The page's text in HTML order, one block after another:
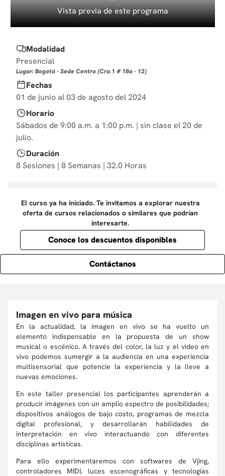
10. diseño Vista previa de este programa
Modalidad
Presencial
Lugar: Bogotá - Sede Centro (Cra.1 # 18a - 12)
Fechas
01 de junio al 03 de agosto del 2024
Horario
Sábados de 9:00 a.m. a 1:00 p.m. | sin clase el 20 de
julio.
Duración
8 Sesiones | 8 Semanas | 32.0 Horas
El curso ya ha iniciado. Te invitamos a explorar nuestra
oferta de cursos relacionados o similares que podrían
interesarte.
Conoce los descuentos disponibles
Contáctanos
Imagen en vivo para música
En la actualidad, la imagen en vivo se ha vuelto un
elemento indispensable en la propuesta de un show
musical o escénico. A través del color, la luz y el video en
vivo podemos sumergir a la audiencia en una experiencia
multisensorial que potencie la experiencia y la lleve a
nuevas emociones.
En este taller presencial los participantes aprenderán a
producir imágenes con un amplio espectro de posibilidades;
dispositivos análogos de bajo costo, programas de mezcla
digital profesional, y desarrollarán habilidades de
interpretación en vivo interactuando con diferentes
disciplinas artísticas.
Para ello experimentaremos con softwares de Vjing,
controladores MIDI, luces escenográficas y tecnologías